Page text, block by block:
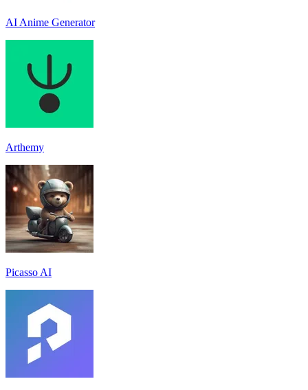
AI Anime Generator
Arthemy
Picasso AI